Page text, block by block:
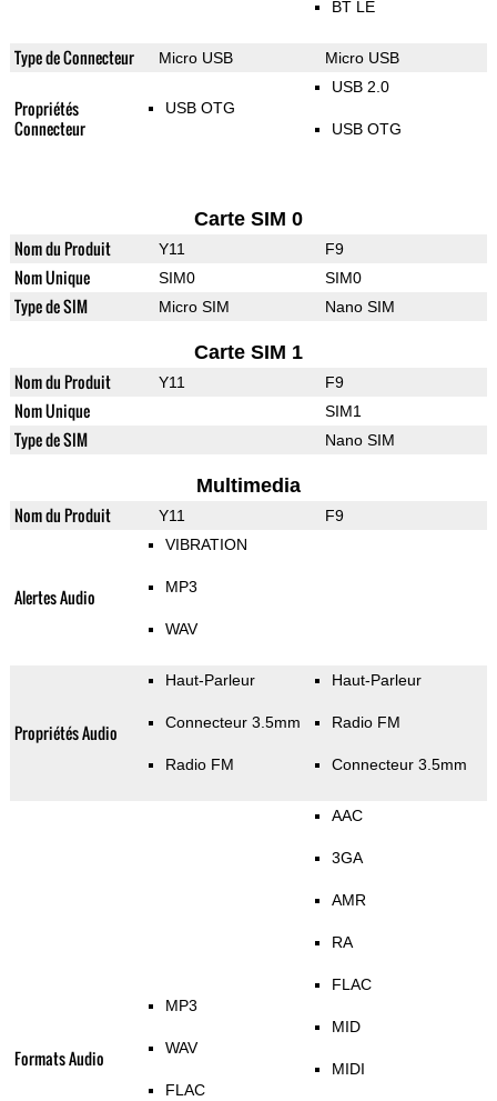
BT LE
Type de Connecteur Micro USB Micro USB
Propriétés
Connecteur
USB OTG
USB 2.0
USB OTG
Carte SIM 0
Nom du Produit Y11 F9
Nom Unique SIM0 SIM0
Type de SIM Micro SIM Nano SIM
Carte SIM 1
Nom du Produit Y11 F9
Nom Unique SIM1
Type de SIM Nano SIM
Multimedia
Nom du Produit Y11 F9
Alertes Audio
VIBRATION
MP3
WAV
Propriétés Audio
Haut-Parleur
Connecteur 3.5mm
Radio FM
Haut-Parleur
Radio FM
Connecteur 3.5mm
Formats Audio
MP3
WAV
FLAC
AAC
3GA
AMR
RA
FLAC
MID
MIDI